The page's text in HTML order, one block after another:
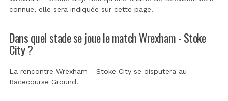
connue, elle sera indiquée sur cette page.
Dans quel stade se joue le match Wrexham - Stoke
City ?
La rencontre Wrexham - Stoke City se disputera au
Racecourse Ground.